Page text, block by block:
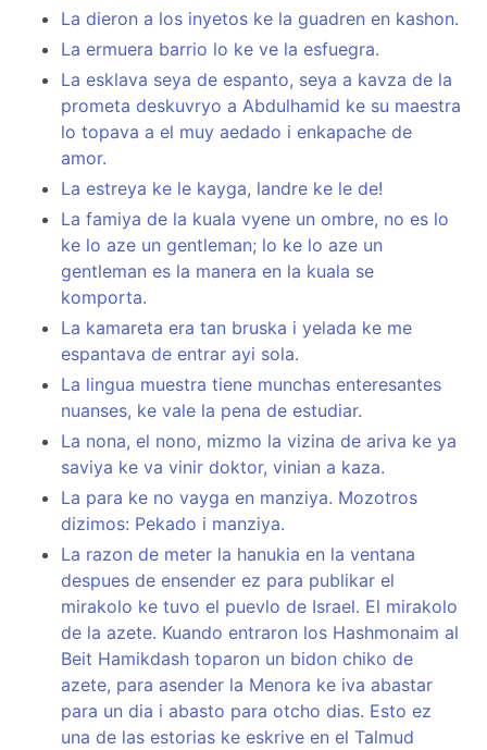
La dieron a los inyetos ke la guadren en kashon.
La ermuera barrio lo ke ve la esfuegra.
La esklava seya de espanto, seya a kavza de la
prometa deskuvryo a Abdulhamid ke su maestra
lo topava a el muy aedado i enkapache de
amor.
La estreya ke le kayga, landre ke le de!
La famiya de la kuala vyene un ombre, no es lo
ke lo aze un gentleman; lo ke lo aze un
gentleman es la manera en la kuala se
komporta.
La kamareta era tan bruska i yelada ke me
espantava de entrar ayi sola.
La lingua muestra tiene munchas enteresantes
nuanses, ke vale la pena de estudiar.
La nona, el nono, mizmo la vizina de ariva ke ya
saviya ke va vinir doktor, vinian a kaza.
La para ke no vayga en manziya. Mozotros
dizimos: Pekado i manziya.
La razon de meter la hanukia en la ventana
despues de ensender ez para publikar el
mirakolo ke tuvo el puevlo de Israel. El mirakolo
de la azete. Kuando entraron los Hashmonaim al
Beit Hamikdash toparon un bidon chiko de
azete, para asender la Menora ke iva abastar
para un dia i abasto para otcho dias. Esto ez
una de las estorias ke eskrive en el Talmud